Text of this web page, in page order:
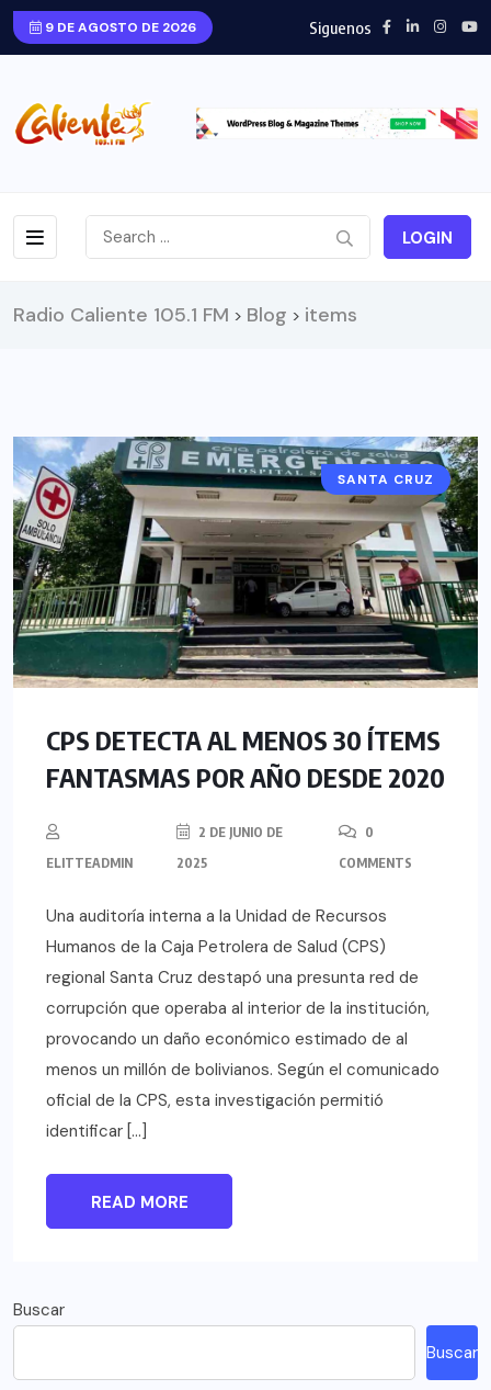
9 DE AGOSTO DE 2026 Siguenos
LOGIN
Radio Caliente 105.1 FM > Blog > items
SANTA CRUZ
CPS DETECTA AL MENOS 30 ÍTEMS
FANTASMAS POR AÑO DESDE 2020
ELITTEADMIN
2 DE JUNIO DE
2025
0
COMMENTS
Una auditoría interna a la Unidad de Recursos
Humanos de la Caja Petrolera de Salud (CPS)
regional Santa Cruz destapó una presunta red de
corrupción que operaba al interior de la institución,
provocando un daño económico estimado de al
menos un millón de bolivianos. Según el comunicado
oficial de la CPS, esta investigación permitió
identificar […]
READ MORE
Buscar
Buscar